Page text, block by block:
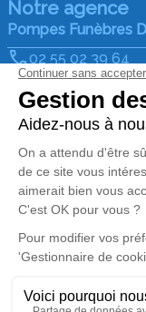
Notre agence
Pompes Funèbres
02 55 02 39 64
27 avenue de
4.9/5 - 53 avis
Nos Services
Organiser des
Monuments
Services aux familles
Politique de